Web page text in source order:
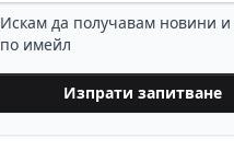
Искам да получавам новини
по имейл
Изпрати запитване